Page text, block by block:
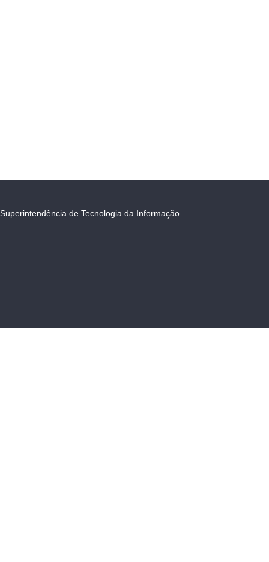
Superintendência de Tecnologia da Informação